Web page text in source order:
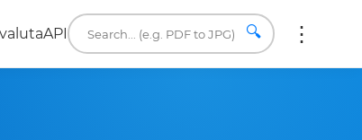
API 🔍